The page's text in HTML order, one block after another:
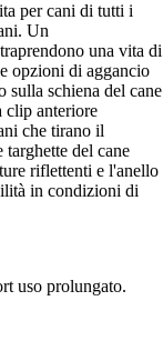
per cani di tutti i
Un
una vita di
opzioni di aggancio
schiena del cane
clip anteriore
che tirano il
del cane
riflettenti e l'anello
in condizioni di
uso prolungato.